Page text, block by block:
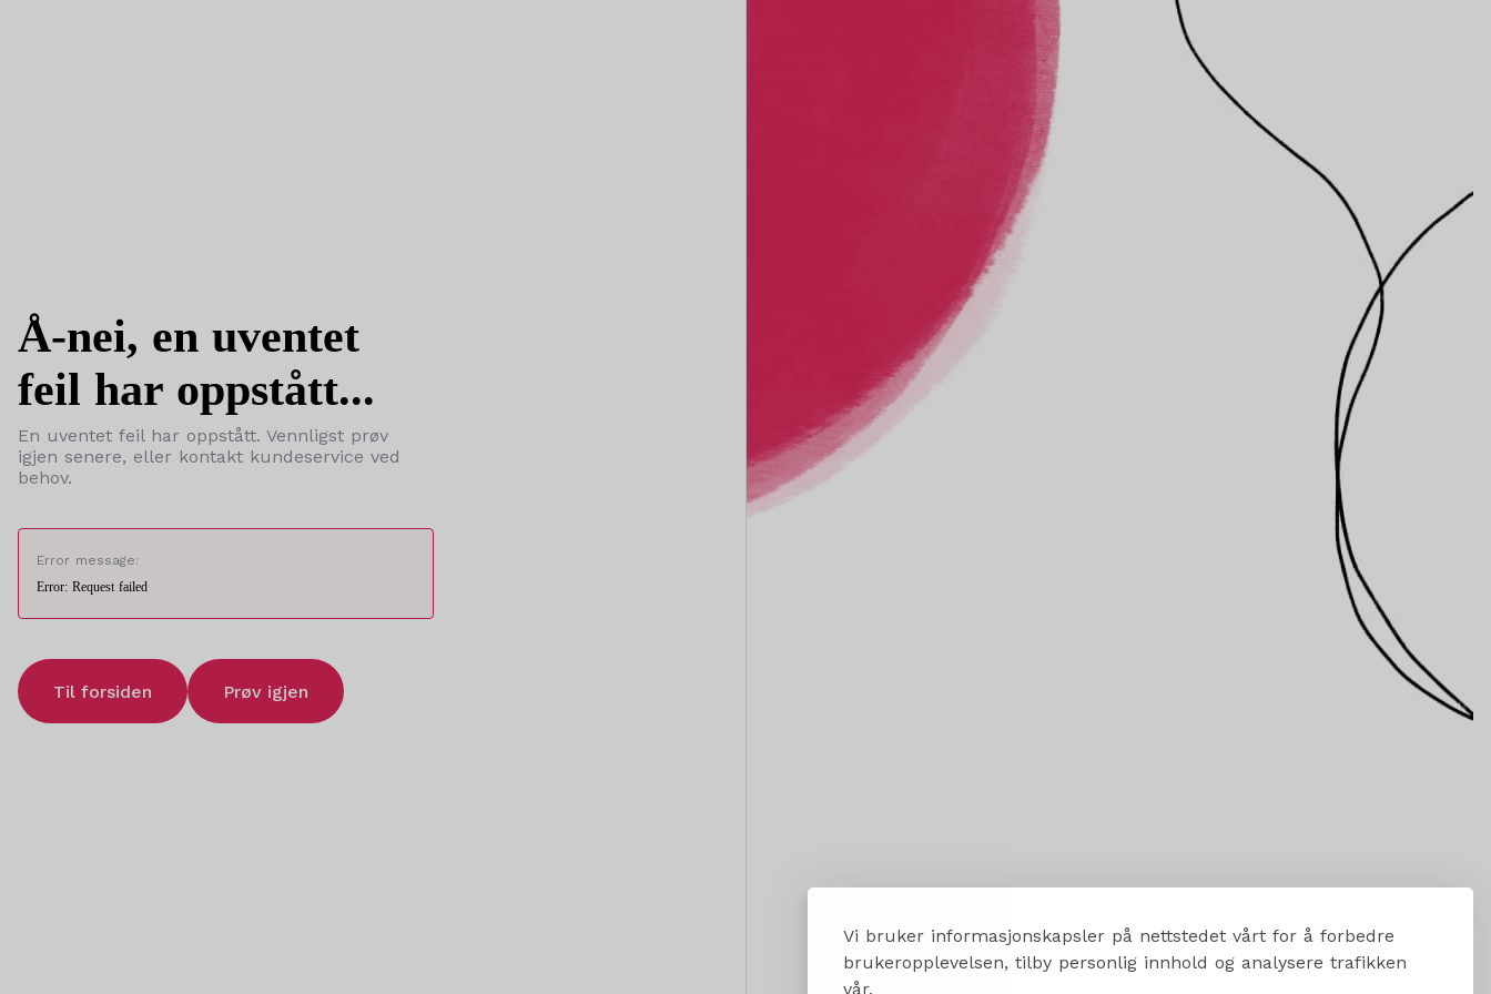
Vi bruker informasjonskapsler på nettstedet vårt for å forbedre
brukeropplevelsen, tilby personlig innhold og analysere trafikken
vår.
Å-nei, en uventet
feil har oppstått...
En uventet feil har oppstått. Vennligst prøv
igjen senere, eller kontakt kundeservice ved
behov.
Error message:
Error: Request failed
Til forsiden Prøv igjen